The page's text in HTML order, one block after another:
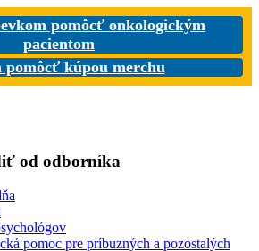
pomôcť onkologickým
pacientom
pomôcť kúpou merchu
od odborníka
pomoc pre príbuzných a pozostalých